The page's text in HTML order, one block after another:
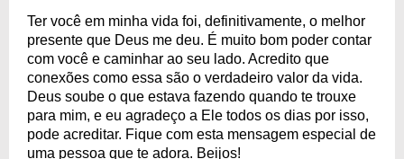
Ter você em minha vida foi, definitivamente, o melhor
presente que Deus me deu. É muito bom poder contar
com você e caminhar ao seu lado. Acredito que
conexões como essa são o verdadeiro valor da vida.
Deus soube o que estava fazendo quando te trouxe
para mim, e eu agradeço a Ele todos os dias por isso,
pode acreditar. Fique com esta mensagem especial de
uma pessoa que te adora. Beijos!